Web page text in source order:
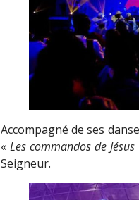
Accompagné de ses
«Les commandos de Jésus
Seigneur.